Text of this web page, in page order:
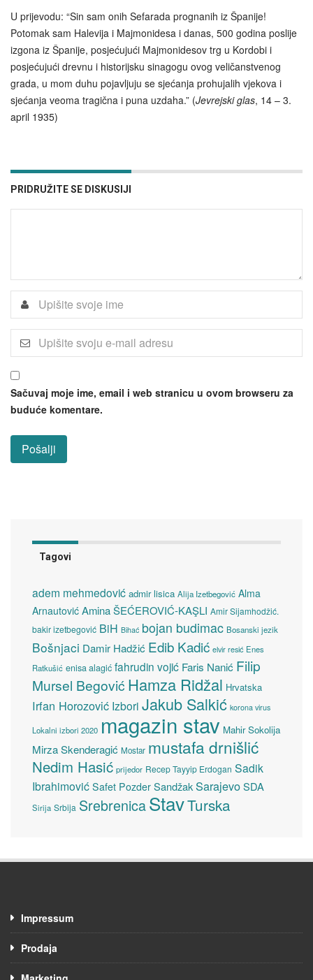
U prijevodu: “Sin sam onih Sefarada prognanih iz Španije!
Potomak sam Halevija i Majmonidesa i danas, 500 godina poslije
izgona iz Španije, posjećujući Majmonidesov trg u Kordobi i
posjećujući drevnu i historijsku sinagogu ovog veličanstvenog
grada, u mom duhu pojavljuju se sjećanja prohujalih vjekova i
sjećanja veoma tragična i puna uzdaha.” (Jevrejski glas, 14 – 3.
april 1935)
PRIDRUŽITE SE DISKUSIJI
Sačuvaj moje ime, email i web stranicu u ovom browseru za
buduće komentare.
Tagovi
adem mehmedović admir lisica Alija Izetbegović Alma
Arnautović Amina ŠEĆEROVIĆ-KAŞLI Amir Sijamhodžić.
bakir izetbegović BiH Bihać bojan budimac Bosanski jezik
Bošnjaci Damir Hadžić Edib Kadić elvir resić Enes
Ratkušić enisa alagić fahrudin vojić Faris Nanić Filip
Mursel Begović Hamza Ridžal Hrvatska
Irfan Horozović Izbori Jakub Salkić korona virus
Lokalni izbori 2020 magazin stav Mahir Sokolija
Mirza Skenderagić Mostar mustafa drnišlić
Nedim Hasić prijedor Recep Tayyip Erdogan Sadik
Ibrahimović Safet Pozder SandžakSarajevoSDA
Sirija Srbija SrebrenicaStavTurska
Impressum
Prodaja